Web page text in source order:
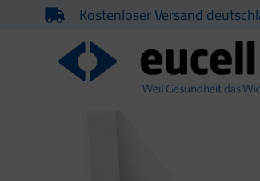
Kostenloser Versand